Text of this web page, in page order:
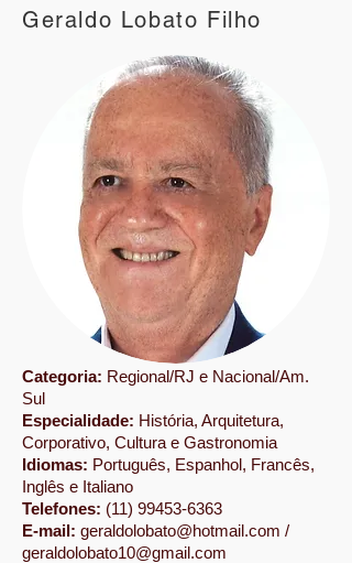
Geraldo Lobato Filho
Categoria: Regional/RJ e Nacional/Am.
Sul
Especialidade: História, Arquitetura,
Corporativo, Cultura e Gastronomia
Idiomas: Português, Espanhol, Francês,
Inglês e Italiano
Telefones: (11) 99453-6363
E-mail: geraldolobato@hotmail.com /
geraldolobato10@gmail.com